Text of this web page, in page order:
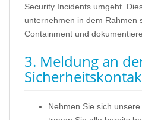
Security Incidents umgeht.
unternehmen in dem Rahmen
Containment und
3. Meldung an
Nehmen Sie sich unsere